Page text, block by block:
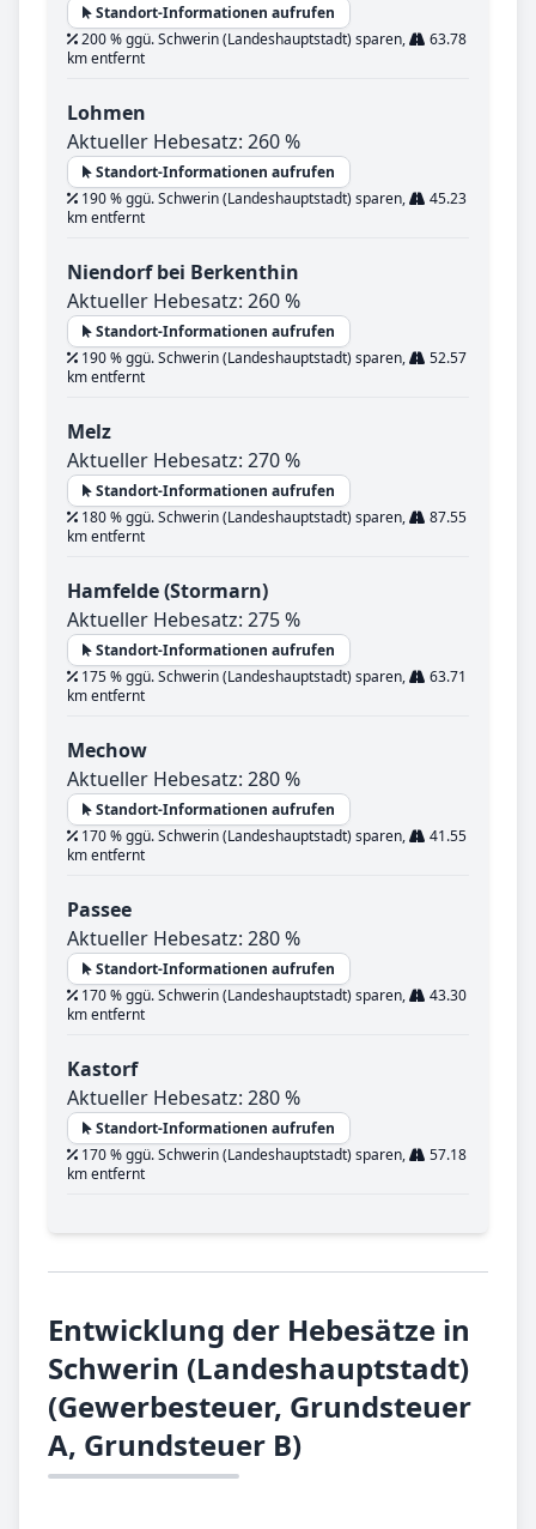
Standort-Informationen aufrufen
200 % ggü. Schwerin (Landeshauptstadt) sparen,
63.78
km entfernt
Lohmen
Aktueller Hebesatz: 260 %
Standort-Informationen aufrufen
190 % ggü. Schwerin (Landeshauptstadt) sparen,
45.23
km entfernt
Niendorf bei Berkenthin
Aktueller Hebesatz: 260 %
Standort-Informationen aufrufen
190 % ggü. Schwerin (Landeshauptstadt) sparen,
52.57
km entfernt
Melz
Aktueller Hebesatz: 270 %
Standort-Informationen aufrufen
180 % ggü. Schwerin (Landeshauptstadt) sparen,
87.55
km entfernt
Hamfelde (Stormarn)
Aktueller Hebesatz: 275 %
Standort-Informationen aufrufen
175 % ggü. Schwerin (Landeshauptstadt) sparen,
63.71
km entfernt
Mechow
Aktueller Hebesatz: 280 %
Standort-Informationen aufrufen
170 % ggü. Schwerin (Landeshauptstadt) sparen,
41.55
km entfernt
Passee
Aktueller Hebesatz: 280 %
Standort-Informationen aufrufen
170 % ggü. Schwerin (Landeshauptstadt) sparen,
43.30
km entfernt
Kastorf
Aktueller Hebesatz: 280 %
Standort-Informationen aufrufen
170 % ggü. Schwerin (Landeshauptstadt) sparen,
57.18
km entfernt
Entwicklung der Hebesätze in
Schwerin (Landeshauptstadt)
(Gewerbesteuer, Grundsteuer
A, Grundsteuer B)